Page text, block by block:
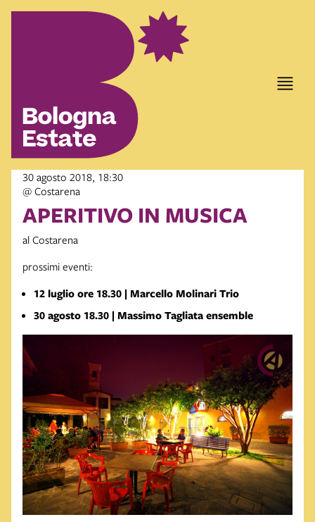
30 agosto 2018, 18:30
@ Costarena
APERITIVO IN MUSICA
al Costarena
prossimi eventi:
12 luglio ore 18.30 | Marcello Molinari Trio
30 agosto 18.30 | Massimo Tagliata ensemble